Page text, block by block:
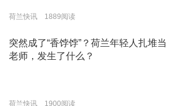
荷兰快讯 1889阅读
突然成了“香饽饽”？荷兰年轻人扎堆当
老师，发生了什么？
荷兰快讯 1900阅读